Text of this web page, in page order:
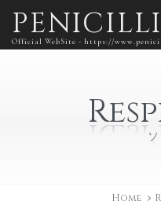
Official WebSite - https://
Home